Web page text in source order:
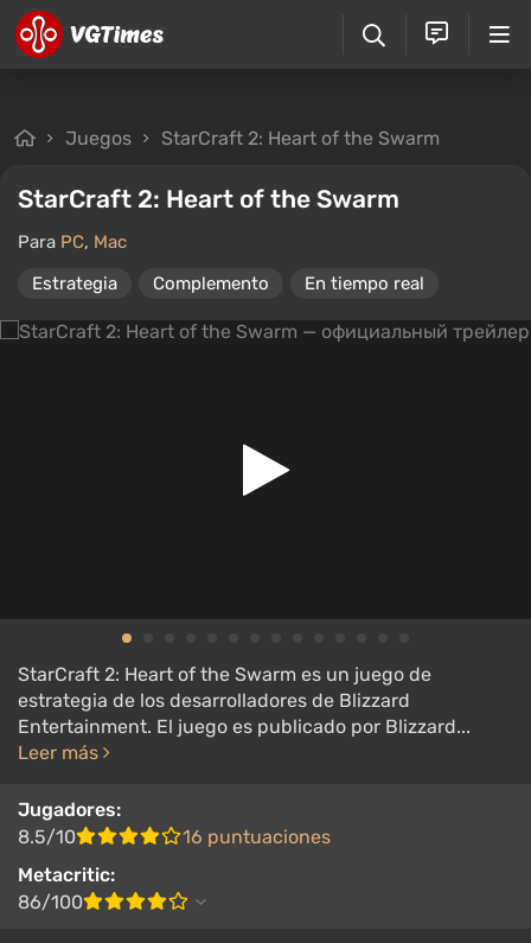
Juegos StarCraft 2: Heart of the Swarm
StarCraft 2: Heart of the Swarm
Para PC, Mac
Estrategia
Complemento En tiempo real
StarCraft 2: Heart of the Swarm es un juego de
estrategia de los desarrolladores de Blizzard
Entertainment. El juego es publicado por Blizzard...
Leer más
Jugadores:
8.5/10
16 puntuaciones
Metacritic:
86/100